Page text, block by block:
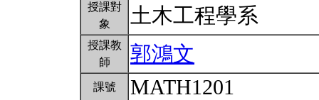
授課對
象
土木工程學系
授課教
師
郭鴻文
課號 MATH1201